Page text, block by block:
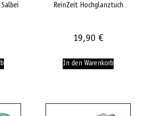
ReinZeit Hochglanztuch
19,90 €
In den Warenkorb